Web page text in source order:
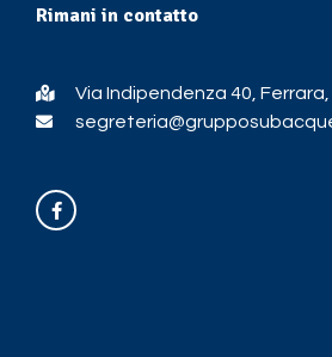
Rimani in contatto
Via Indipendenza 40, Ferrara,